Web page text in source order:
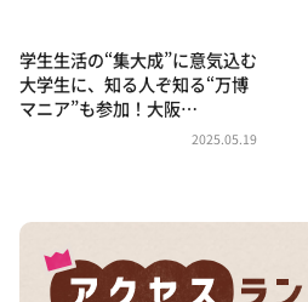
相席食堂
これ余談なんですけど・・・
～人生密着トークバラエテ
河合＆A.B.C-Z塚田×福井アナ
（news おかえり）
学生生活の“集大成”に意気込む
大学生に、知る人ぞ知る“万博
マニア”も参加！大阪…
2025.05.19